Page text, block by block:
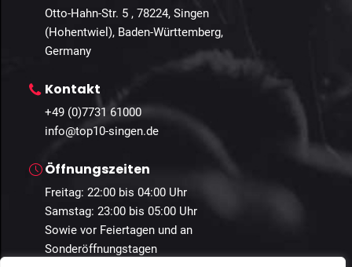
Otto-Hahn-Str. 5 , 78224, Singen
(Hohentwiel), Baden-Württemberg,
Germany
Kontakt
+49 (0)7731 61000
info@top10-singen.de
Öffnungszeiten
Freitag: 22:00 bis 04:00 Uhr
Samstag: 23:00 bis 05:00 Uhr
Sowie vor Feiertagen und an
Sonderöffnungstagen